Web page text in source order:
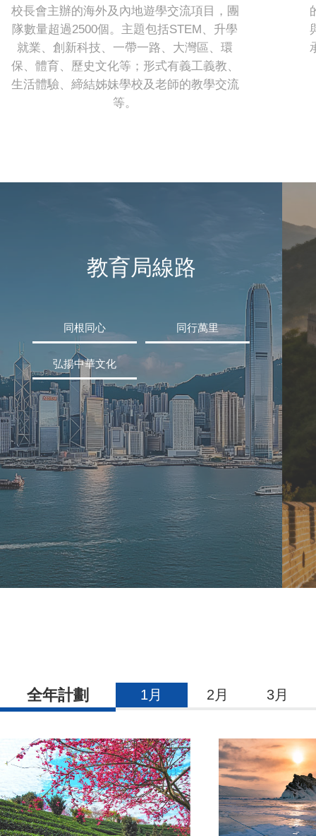
校長會主辦的海外及內地遊學交流項目，團
隊數量超過2500個。主題包括STEM、升學
就業、創新科技、一帶一路、大灣區、環
保、體育、歷史文化等；形式有義工義教、
生活體驗、締結姊妹學校及老師的教學交流
等。
教育局線路
同根同心 同行萬里
弘揚中華文化
全年計劃 1月 2月 3月